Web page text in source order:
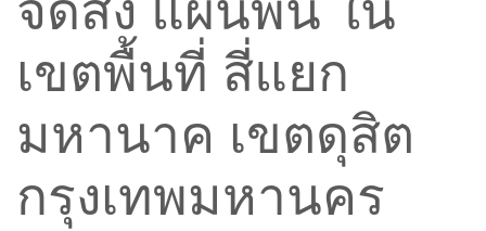
เขตพื้นที่ สี่แยก
มหานาค เขตดุสิต
กรุงเทพมหานคร